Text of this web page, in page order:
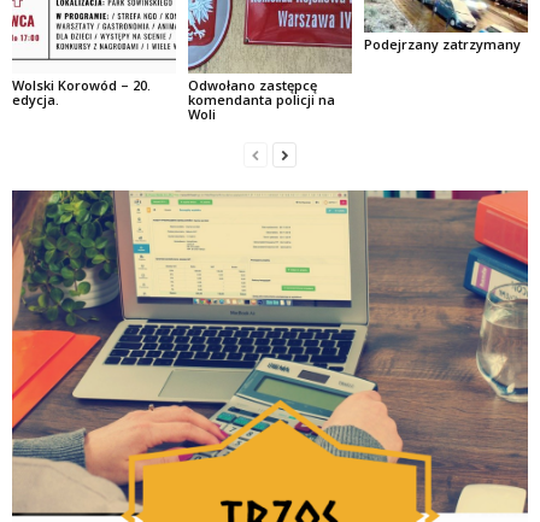
Wolski Korowód – 20.
edycja.
Odwołano zastępcę
komendanta policji na
Woli
Podejrzany zatrzymany